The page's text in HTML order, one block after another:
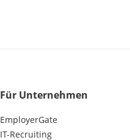
Für Unternehmen
EmployerGate
IT-Recruiting